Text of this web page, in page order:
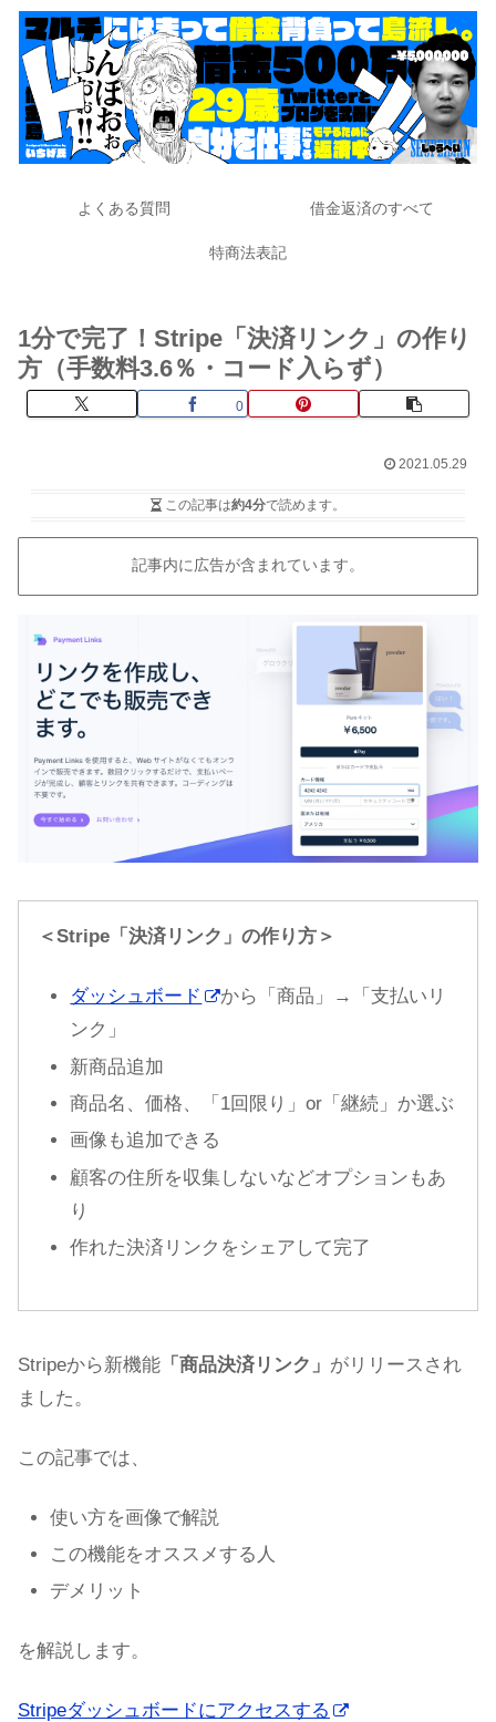
よくある質問 借金返済のすべて
特商法表記
1分で完了！Stripe「決済リンク」の作り
方（手数料3.6％・コード入らず）
0
2021.05.29
この記事は約4分で読めます。
記事内に広告が含まれています。
＜Stripe「決済リンク」の作り方＞
ダッシュボード
から「商品」→「支払いリ
ンク」
新商品追加
商品名、価格、「1回限り」or「継続」か選ぶ
画像も追加できる
顧客の住所を収集しないなどオプションもあ
り
作れた決済リンクをシェアして完了
Stripeから新機能 「商品決済リンク」 がリリースされ
ました。
この記事では、
使い方を画像で解説
この機能をオススメする人
デメリット
を解説します。
Stripeダッシュボードにアクセスする